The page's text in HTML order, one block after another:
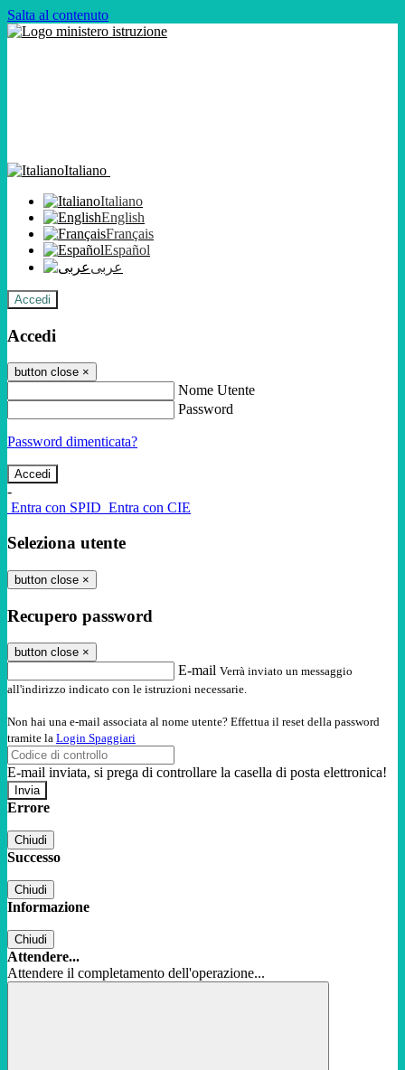
Salta al contenuto
Italiano
Italiano
English
Français
Español
عربى
Accedi
Accedi
button close ×
Nome Utente
Password
Password dimenticata?
-
Entra con SPID Entra con CIE
Seleziona utente
button close ×
Recupero password
button close ×
E-mail Verrà inviato un messaggio
all'indirizzo indicato con le istruzioni necessarie.
Non hai una e-mail associata al nome utente? Effettua il reset della password
tramite la Login Spaggiari
E-mail inviata, si prega di controllare la casella di posta elettronica!
Errore
Chiudi
Successo
Chiudi
Informazione
Chiudi
Attendere...
Attendere il completamento dell'operazione...